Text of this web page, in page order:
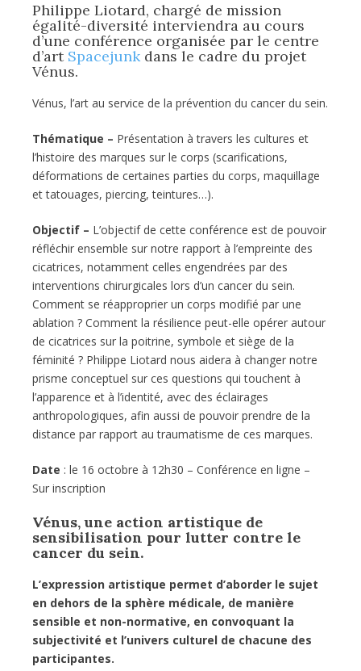
Philippe Liotard, chargé de mission
égalité-diversité interviendra au cours
d’une conférence organisée par le centre
d’art Spacejunk dans le cadre du projet
Vénus.
Vénus, l’art au service de la prévention du cancer du sein.
Thématique – Présentation à travers les cultures et
l’histoire des marques sur le corps (scarifications,
déformations de certaines parties du corps, maquillage
et tatouages, piercing, teintures…).
Objectif – L’objectif de cette conférence est de pouvoir
réfléchir ensemble sur notre rapport à l’empreinte des
cicatrices, notamment celles engendrées par des
interventions chirurgicales lors d’un cancer du sein.
Comment se réapproprier un corps modifié par une
ablation ? Comment la résilience peut-elle opérer autour
de cicatrices sur la poitrine, symbole et siège de la
féminité ? Philippe Liotard nous aidera à changer notre
prisme conceptuel sur ces questions qui touchent à
l’apparence et à l’identité, avec des éclairages
anthropologiques, afin aussi de pouvoir prendre de la
distance par rapport au traumatisme de ces marques.
Date : le 16 octobre à 12h30 – Conférence en ligne –
Sur inscription
Vénus, une action artistique de
sensibilisation pour lutter contre le
cancer du sein.
L’expression artistique permet d’aborder le sujet
en dehors de la sphère médicale, de manière
sensible et non-normative, en convoquant la
subjectivité et l’univers culturel de chacune des
participantes.